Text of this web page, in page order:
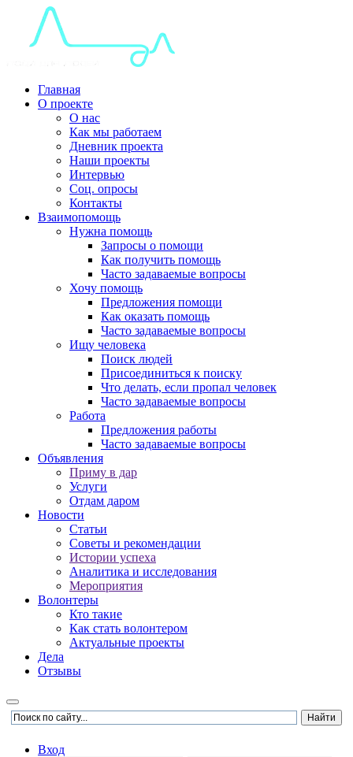
Главная
О проекте
О нас
Как мы работаем
Дневник проекта
Наши проекты
Интервью
Соц. опросы
Контакты
Взаимопомощь
Нужна помощь
Запросы о помощи
Как получить помощь
Часто задаваемые вопросы
Хочу помощь
Предложения помощи
Как оказать помощь
Часто задаваемые вопросы
Ищу человека
Поиск людей
Присоединиться к поиску
Что делать, если пропал человек
Часто задаваемые вопросы
Работа
Предложения работы
Часто задаваемые вопросы
Объявления
Приму в дар
Услуги
Отдам даром
Новости
Статьи
Советы и рекомендации
Истории успеха
Аналитика и исследования
Мероприятия
Волонтеры
Кто такие
Как стать волонтером
Актуальные проекты
Дела
Отзывы
Вход